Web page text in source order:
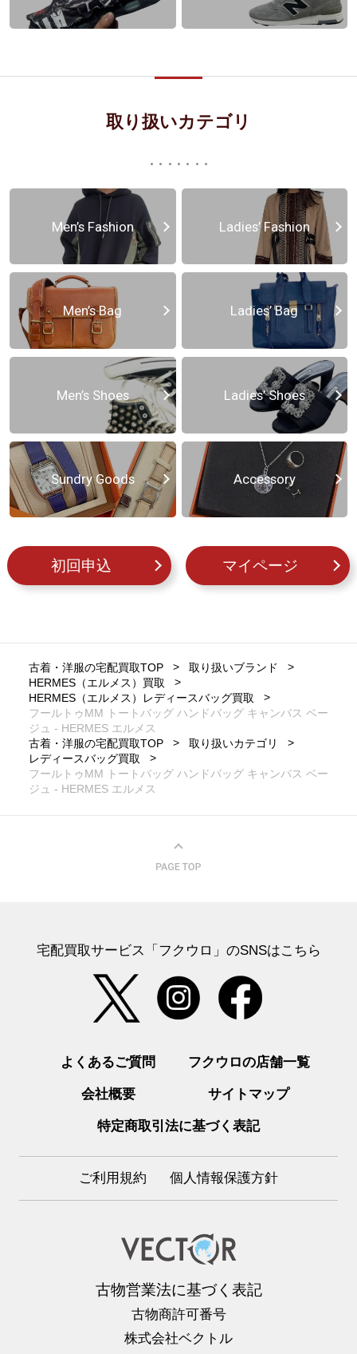
取り扱いカテゴリ
Men’s Fashion Ladies’ Fashion
Men’s Bag Ladies’ Bag
Men’s Shoes Ladies’ Shoes
Sundry Goods Accessory
初回申込 マイページ
古着・洋服の宅配買取TOP
取り扱いブランド
HERMES（エルメス）買取
HERMES（エルメス）レディースバッグ買取
フールトゥMM トートバッグ ハンドバッグ キャンバス ベー
ジュ - HERMES エルメス
古着・洋服の宅配買取TOP
取り扱いカテゴリ
レディースバッグ買取
フールトゥMM トートバッグ ハンドバッグ キャンバス ベー
ジュ - HERMES エルメス
宅配買取サービス「フクウロ」のSNSはこちら
よくあるご質問 フクウロの店舗一覧
会社概要 サイトマップ
特定商取引法に基づく表記
ご利用規約 個人情報保護方針
古物営業法に基づく表記
古物商許可番号
株式会社ベクトル